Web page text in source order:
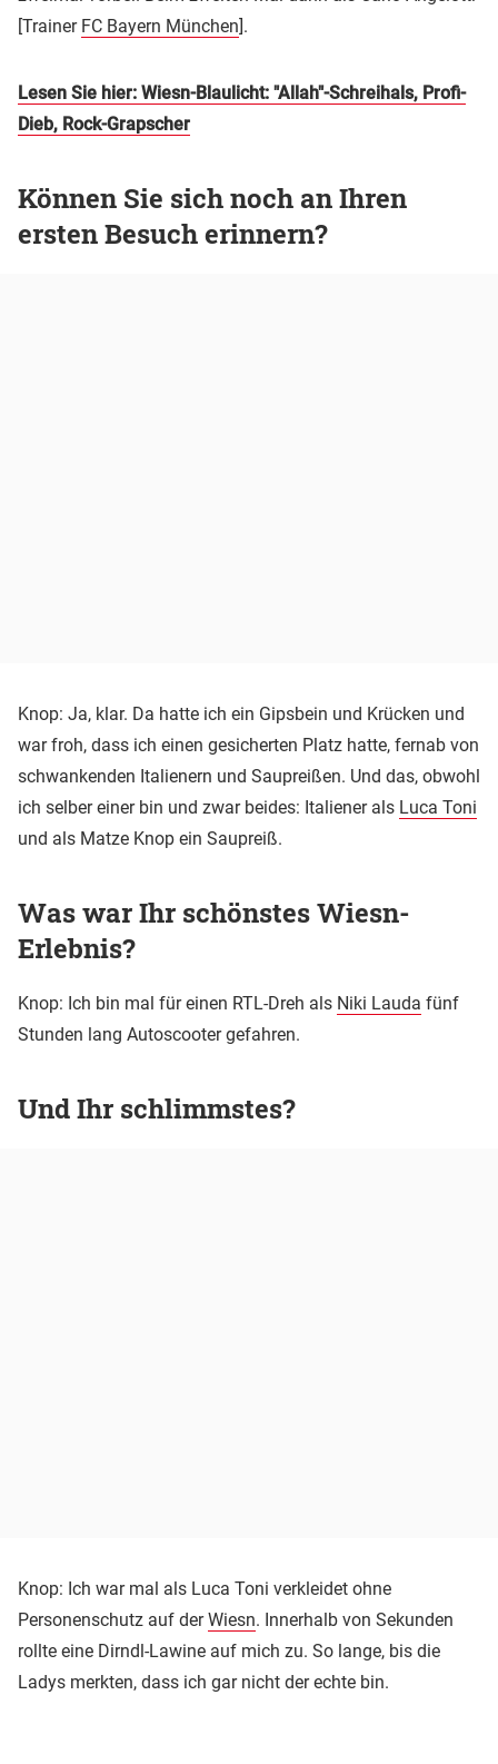
[Trainer FC Bayern München].
Lesen Sie hier: Wiesn-Blaulicht: "Allah"-Schreihals, Profi-
Dieb, Rock-Grapscher
Können Sie sich noch an Ihren
ersten Besuch erinnern?
Knop: Ja, klar. Da hatte ich ein Gipsbein und Krücken und
war froh, dass ich einen gesicherten Platz hatte, fernab von
schwankenden Italienern und Saupreißen. Und das, obwohl
ich selber einer bin und zwar beides: Italiener als Luca Toni
und als Matze Knop ein Saupreiß.
Was war Ihr schönstes Wiesn-
Erlebnis?
Knop: Ich bin mal für einen RTL-Dreh als Niki Lauda fünf
Stunden lang Autoscooter gefahren.
Und Ihr schlimmstes?
Knop: Ich war mal als Luca Toni verkleidet ohne
Personenschutz auf derWiesn. Innerhalb von Sekunden
rollte eine Dirndl-Lawine auf mich zu. So lange, bis die
Ladys merkten, dass ich gar nicht der echte bin.